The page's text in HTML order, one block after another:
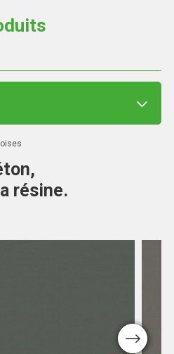
résine.
Next